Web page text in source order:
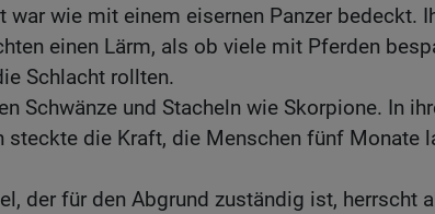
war wie mit einem eisernen Panzer bedeckt.
einen Lärm, als ob viele mit Pferden
Schlacht rollten.
Schwänze und Stacheln wie Skorpione. In
steckte die Kraft, die Menschen fünf Monate
der für den Abgrund zuständig ist, herrscht